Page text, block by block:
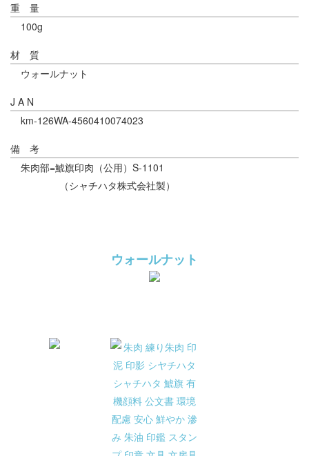
重 量
100g
材 質
ウォールナット
J A N
km-126WA-4560410074023
備 考
朱肉部=鯱旗印肉（公用）S-1101
（シャチハタ株式会社製）
ウォールナット